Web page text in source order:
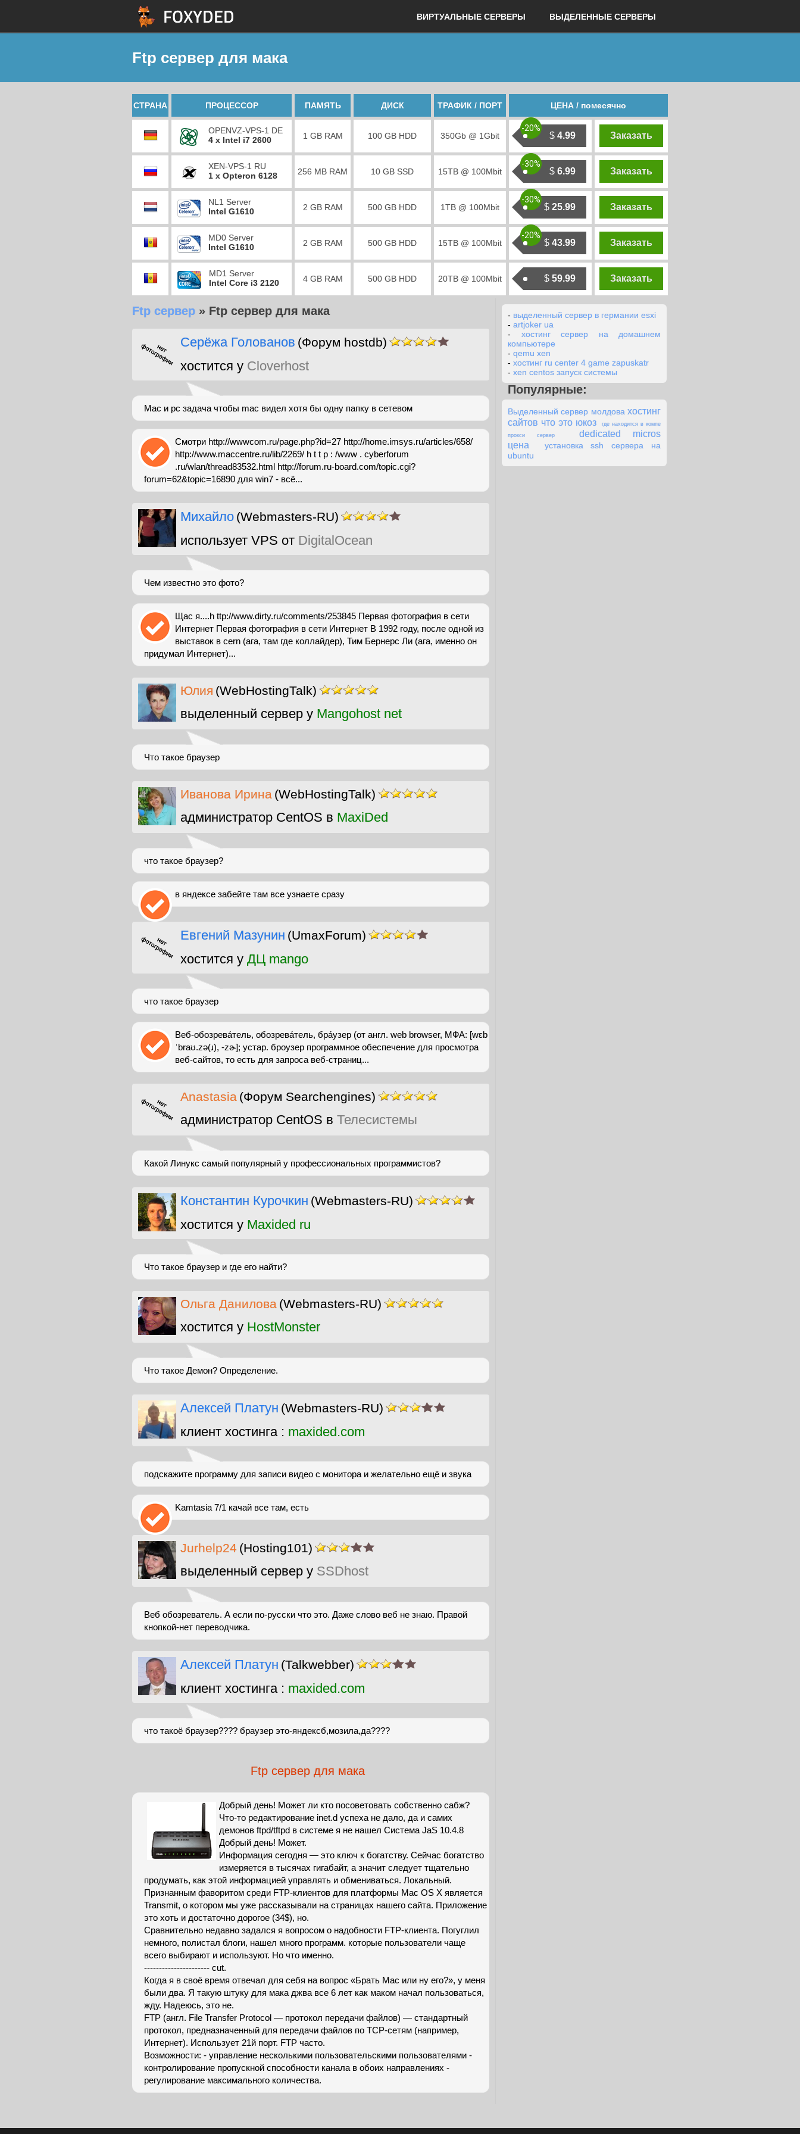
ВИРТУАЛЬНЫЕ СЕРВЕРЫ ВЫДЕЛЕННЫЕ СЕРВЕРЫ
Ftp сервер для мака
СТРАНА ПРОЦЕССОР ПАМЯТЬ ДИСК ТРАФИК / ПОРТ ЦЕНА / помесячно
OPENVZ-VPS-1 DE
4 x Intel i7 2600
1 GB RAM 100 GB HDD 350Gb @ 1Gbit $ 4.99
-20%
Заказать
XEN-VPS-1 RU
1 x Opteron 6128
256 MB RAM 10 GB SSD 15TB @ 100Mbit $ 6.99
-30%
Заказать
NL1 Server
Intel G1610
2 GB RAM 500 GB HDD 1TB @ 100Mbit $ 25.99
-30%
Заказать
MD0 Server
Intel G1610
2 GB RAM 500 GB HDD 15TB @ 100Mbit $ 43.99
-20%
Заказать
MD1 Server
Intel Core i3 2120
4 GB RAM 500 GB HDD 20TB @ 100Mbit $ 59.99 Заказать
Ftp сервер » Ftp сервер для мака
Серёжа Голованов (Форум hostdb)
хостится у Cloverhost
Mac и pc задача чтобы mac видел хотя бы одну папку в сетевом
Смотри http://wwwcom.ru/page.php?id=27 http://home.imsys.ru/articles/658/
http://www.maccentre.ru/lib/2269/ h t t p : /www . cyberforum
.ru/wlan/thread83532.html http://forum.ru-board.com/topic.cgi?
forum=62&topic=16890 для win7 - всё...
Михайло (Webmasters-RU)
использует VPS от DigitalOcean
Чем известно это фото?
Щас я....h ttp://www.dirty.ru/comments/253845 Первая фотография в сети
Интернет Первая фотография в сети Интернет В 1992 году, после одной из
выставок в cern (ага, там где коллайдер), Тим Бернерс Ли (ага, именно он
придумал Интернет)...
Юлия (WebHostingTalk)
выделенный сервер у Mangohost net
Что такое браузер
Иванова Ирина (WebHostingTalk)
администратор CentOS в MaxiDed
что такое браузер?
в яндексе забейте там все узнаете сразу
Евгений Мазунин (UmaxForum)
хостится у ДЦ mango
что такое браузер
Веб-обозрева́тель, обозрева́тель, бра́узер (от англ. web browser, МФА: [wɛb
ˈbraʊ.zə(ɹ), -zɚ]; устар. броузер программное обеспечение для просмотра
веб-сайтов, то есть для запроса веб-страниц...
Anastasia (Форум Searchengines)
администратор CentOS в Телесистемы
Какой Линукс самый популярный у профессиональных программистов?
Константин Курочкин (Webmasters-RU)
хостится у Maxided ru
Что такое браузер и где его найти?
Ольга Данилова (Webmasters-RU)
хостится у HostMonster
Что такое Демон? Определение.
Алексей Платун (Webmasters-RU)
клиент хостинга : maxided.com
подскажите программу для записи видео с монитора и желательно ещё и звука
Kamtasia 7/1 качай все там, есть
Jurhelp24 (Hosting101)
выделенный сервер у SSDhost
Веб обозреватель. А если по-русски что это. Даже слово веб не знаю. Правой
кнопкой-нет переводчика.
Алексей Платун (Talkwebber)
клиент хостинга : maxided.com
что такоё браузер???? браузер это-яндексб,мозила,да????
Ftp сервер для мака
Добрый день! Может ли кто посоветовать собственно сабж?
Что-то редактирование inet.d успеха не дало, да и самих
демонов ftpd/tftpd в системе я не нашел Система JaS 10.4.8
Добрый день! Может.
Информация сегодня — это ключ к богатству. Сейчас богатство
измеряется в тысячах гигабайт, а значит следует тщательно
продумать, как этой информацией управлять и обмениваться. Локальный.
Признанным фаворитом среди FTP-клиентов для платформы Mac OS X является
Transmit, о котором мы уже рассказывали на страницах нашего сайта. Приложение
это хоть и достаточно дорогое (34$), но.
Сравнительно недавно задался я вопросом о надобности FTP-клиента. Погуглил
немного, полистал блоги, нашел много программ. которые пользователи чаще
всего выбирают и используют. Но что именно.
---------------------- cut.
Когда я в своё время отвечал для себя на вопрос «Брать Mac или ну его?», у меня
были два. Я такую штуку для мака джва все 6 лет как маком начал пользоваться,
жду. Надеюсь, это не.
FTP (англ. File Transfer Protocol — протокол передачи файлов) — стандартный
протокол, предназначенный для передачи файлов по TCP-сетям (например,
Интернет). Использует 21й порт. FTP часто.
Возможности: - управление несколькими пользовательскими пользователями -
контролирование пропускной способности канала в обоих направлениях -
регулирование максимального количества.
- выделенный сервер в германии esxi
- artjoker ua
- хостинг сервер на домашнем
компьютере
- qemu xen
- хостинг ru center 4 game zapuskatr
- xen centos запуск системы
Популярные:
Выделенный сервер молдова хостинг
сайтов что это юкоз
где находится в компе
прокси сервер
dedicated micros
цена
установка ssh сервера на
ubuntu